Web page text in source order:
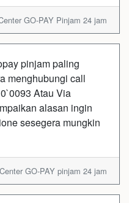
GO-PAY Pinjam 24 jam
pinjam paling
menghubungi call
Atau Via
alasan ingin
sesegera mungkin
GO-PAY pinjam 24 jam